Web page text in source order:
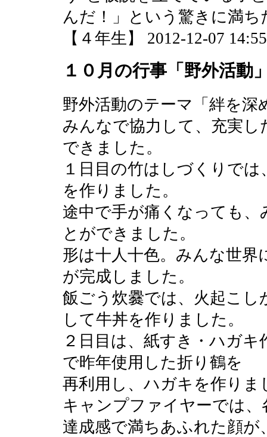
んだ！」という驚きに満ち
【４年生】 2012-12-07
１０月の行事「野外活動
野外活動のテーマ「絆を深
みんなで協力して、充実
できました。
１日目の竹はしづくりで
を作りました。
途中で手が痛くなっても
とができました。
形は十人十色。みんな世
が完成しました。
飯ごう炊爨では、火起こ
して牛丼を作りました。
２日目は、紙すき・ハガ
で昨年使用した折り鶴を
再利用し、ハガキを作りま
キャンプファイヤーでは
達成感で満ちあふれた顔